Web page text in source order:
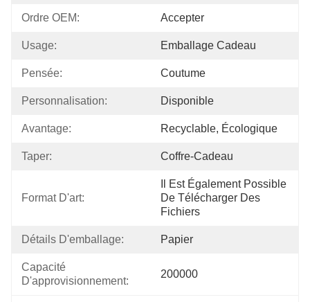
Ordre OEM: Accepter
Usage: Emballage Cadeau
Pensée: Coutume
Personnalisation: Disponible
Avantage: Recyclable, Écologique
Taper: Coffre-Cadeau
Format D'art:
Il Est Également Possible
De Télécharger Des
Fichiers
Détails D'emballage: Papier
Capacité
D'approvisionnement:
200000